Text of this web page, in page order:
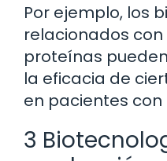
Por ejemplo, los
relacionados
proteínas
la eficacia de
en pacientes con
3